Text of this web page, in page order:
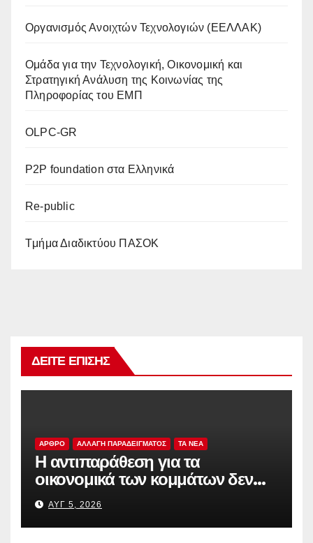
Οργανισμός Ανοιχτών Τεχνολογιών (ΕΕΛΛΑΚ)
Oμάδα για την Τεχνολογική, Οικονομική και
Στρατηγική Ανάλυση της Κοινωνίας της
Πληροφορίας του ΕΜΠ
OLPC-GR
P2P foundation στα Ελληνικά
Re-public
Tμήμα Διαδικτύου ΠΑΣΟΚ
ΔΕΊΤΕ ΕΠΊΣΗΣ
ΑΡΘΡΟ ΑΛΛΑΓΗ ΠΑΡΑΔΕΙΓΜΑΤΟΣ TA NEA
Η αντιπαράθεση για τα
οικονομικά των κομμάτων δεν
αρκεί
ΑΥΓ 5, 2026